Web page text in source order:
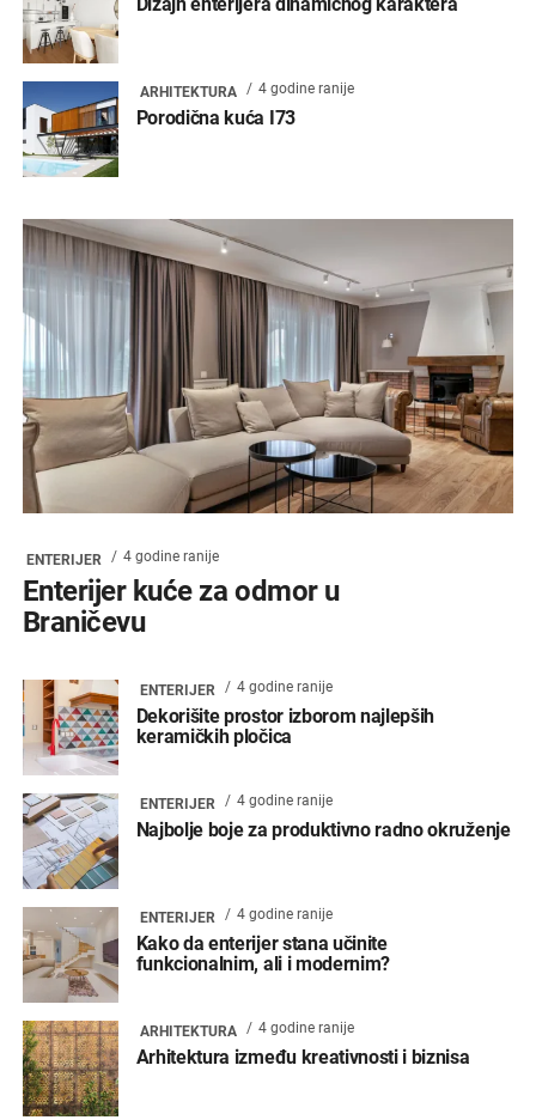
ARHITEKTURA 4 godine ranije
Porodična kuća I73
ENTERIJER 4 godine ranije
Enterijer kuće za odmor u
Braničevu
ENTERIJER 4 godine ranije
Dekorišite prostor izborom najlepših
keramičkih pločica
ENTERIJER 4 godine ranije
Najbolje boje za produktivno radno okruženje
ENTERIJER 4 godine ranije
Kako da enterijer stana učinite
funkcionalnim, ali i modernim?
ARHITEKTURA 4 godine ranije
Arhitektura između kreativnosti i biznisa